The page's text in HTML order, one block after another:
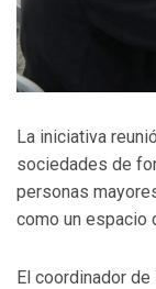
La iniciativa
sociedades de
personas
como un espacio
El coordinador